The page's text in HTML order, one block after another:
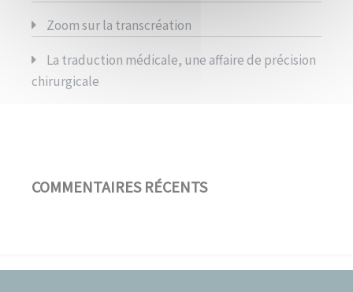
Zoom sur la transcréation
La traduction médicale, une affaire de précision
chirurgicale
COMMENTAIRES RÉCENTS